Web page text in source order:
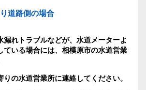
道路側の場合
漏れトラブルなどが、水道メーターよ
ている場合には、相模原市の水道営業
りの水道営業所に連絡してください。